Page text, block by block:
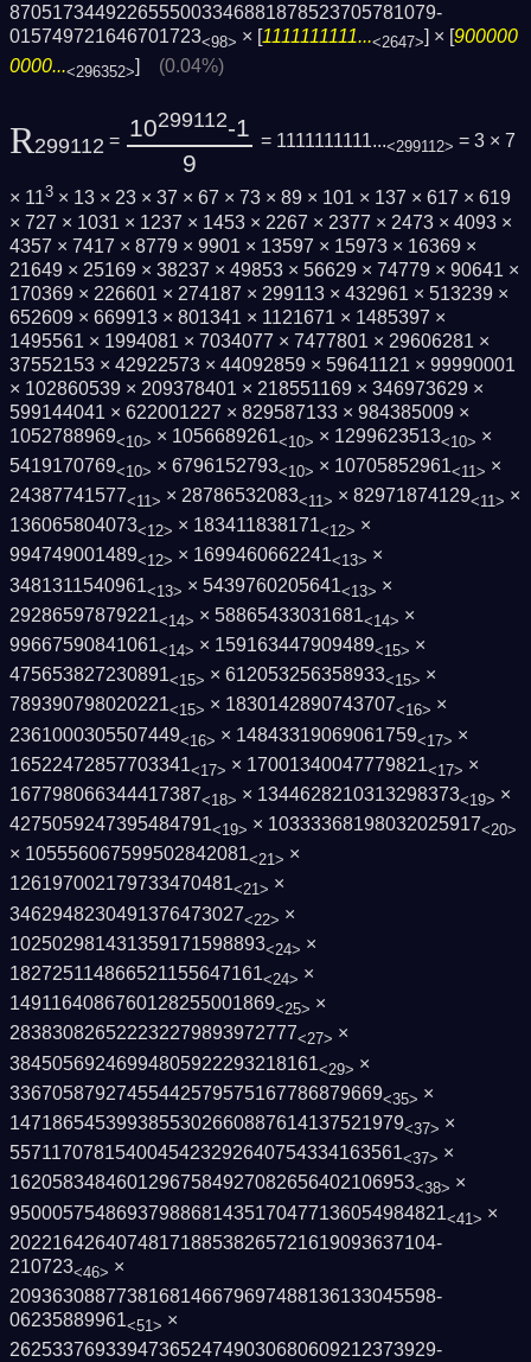
8705173449226555003346881878523705781079­
015749721646701723<98> × [1111111111...<2647>] × [900000
0000...<296352>] (0.04%)
R299112 = 10299112-1
9
= 1111111111...<299112> = 3 × 7
× 113 × 13 × 23 × 37 × 67 × 73 × 89 × 101 × 137 × 617 × 619
× 727 × 1031 × 1237 × 1453 × 2267 × 2377 × 2473 × 4093 ×
4357 × 7417 × 8779 × 9901 × 13597 × 15973 × 16369 ×
21649 × 25169 × 38237 × 49853 × 56629 × 74779 × 90641 ×
170369 × 226601 × 274187 × 299113 × 432961 × 513239 ×
652609 × 669913 × 801341 × 1121671 × 1485397 ×
1495561 × 1994081 × 7034077 × 7477801 × 29606281 ×
37552153 × 42922573 × 44092859 × 59641121 × 99990001
× 102860539 × 209378401 × 218551169 × 346973629 ×
599144041 × 622001227 × 829587133 × 984385009 ×
1052788969<10> × 1056689261<10> × 1299623513<10> ×
5419170769<10> × 6796152793<10> × 10705852961<11> ×
24387741577<11> × 28786532083<11> × 82971874129<11> ×
136065804073<12> × 183411838171<12> ×
994749001489<12> × 1699460662241<13> ×
3481311540961<13> × 5439760205641<13> ×
29286597879221<14> × 58865433031681<14> ×
99667590841061<14> × 159163447909489<15> ×
475653827230891<15> × 612053256358933<15> ×
789390798020221<15> × 1830142890743707<16> ×
2361000305507449<16> × 14843319069061759<17> ×
16522472857703341<17> × 17001340047779821<17> ×
167798066344417387<18> × 1344628210313298373<19> ×
4275059247395484791<19> × 10333368198032025917<20>
× 105556067599502842081<21> ×
126197002179733470481<21> ×
3462948230491376473027<22> ×
102502981431359171598893<24> ×
182725114866521155647161<24> ×
1491164086760128255001869<25> ×
283830826522232279893972777<27> ×
38450569246994805922293218161<29> ×
33670587927455442579575167786879669<35> ×
1471865453993855302660887614137521979<37> ×
5571170781540045423292640754334163561<37> ×
16205834846012967584927082656402106953<38> ×
9500057548693798868143517047713605498482­1<41> ×
2022164264074817188538265721619093637104­
210723<46> ×
2093630887738168146679697488136133045598­
06235889961<51> ×
2625337693394736524749030680609212373929­